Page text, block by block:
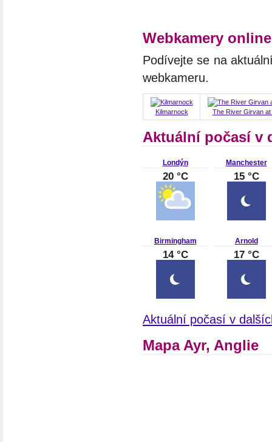
Webkamery
Podívejte se na
webkameru.
Kilmarnock The River Girvan at
Aktuální počasí v
Londýn
20 °C
Manchester
15 °C
Birmingham
14 °C
Arnold
17 °C
Aktuální počasí v
Mapa Ayr, Anglie